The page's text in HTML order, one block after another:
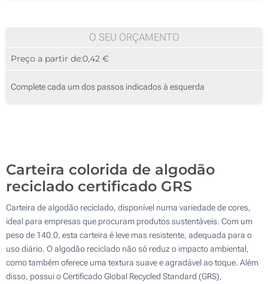
50
125
O SEU ORÇAMENTO
Preço a partir de:0,42 €
Complete cada um dos passos indicados à esquerda
Carteira colorida de algodão
reciclado certificado GRS
Carteira de algodão reciclado, disponível numa variedade de cores,
ideal para empresas que procuram produtos sustentáveis. Com um
peso de 140.0, esta carteira é leve mas resistente, adequada para o
uso diário. O algodão reciclado não só reduz o impacto ambiental,
como também oferece uma textura suave e agradável ao toque. Além
disso, possui o Certificado Global Recycled Standard (GRS),